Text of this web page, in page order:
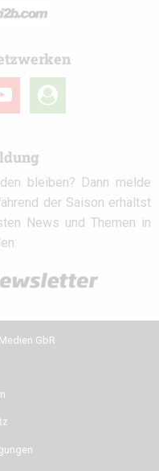
user-
circle
bleiben? Dann melde
der Saison erhältst
News und Themen in
GbR